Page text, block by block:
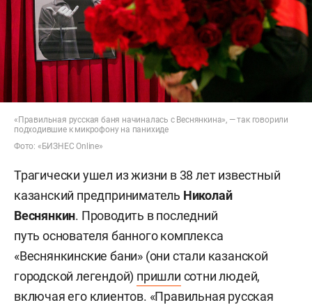
«Правильная русская баня начиналась с Веснянкина», — так говорили
подходившие к микрофону на панихиде
Фото: «БИЗНЕС Online»
Трагически ушел из жизни в 38 лет известный
казанский предприниматель Николай
Веснянкин. Проводить в последний
путь основателя банного комплекса
«Веснянкинские бани» (они стали казанской
городской легендой) пришли сотни людей,
включая его клиентов. «Правильная русская